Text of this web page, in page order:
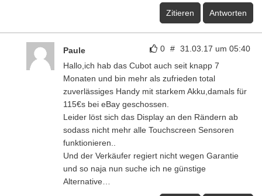
Zitieren Antworten
0 # 31.03.17 um 05:40
Paule
Hallo,ich hab das Cubot auch seit knapp 7
Monaten und bin mehr als zufrieden total
zuverlässiges Handy mit starkem Akku,damals für
115€s bei eBay geschossen.
Leider löst sich das Display an den Rändern ab
sodass nicht mehr alle Touchscreen Sensoren
funktionieren..
Und der Verkäufer regiert nicht wegen Garantie
und so naja nun suche ich ne günstige
Alternative…